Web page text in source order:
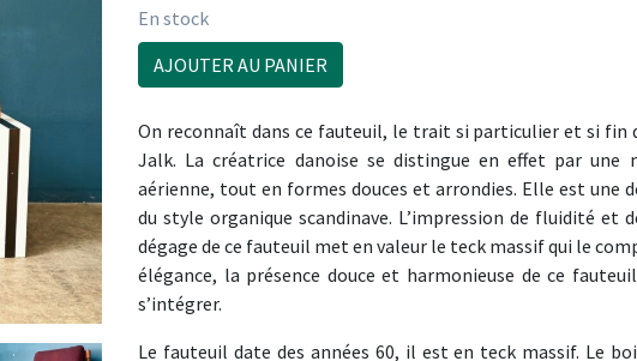
En stock
AJOUTER AU PANIER
On reconnaît dans ce fauteuil, le trait si particulier et si fin
Jalk. La créatrice danoise se distingue en effet par une
aérienne, tout en formes douces et arrondies. Elle est une
du style organique scandinave. L’impression de fluidité et
dégage de ce fauteuil met en valeur le teck massif qui le
élégance, la présence douce et harmonieuse de ce
s’intégrer.
Le fauteuil date des années 60, il est en teck massif. Le